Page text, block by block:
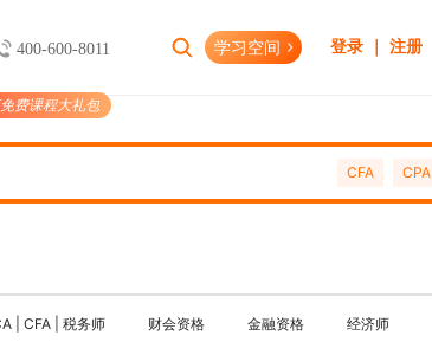
考公考编
公务员 HOT
国企招聘
财会资格
初级会计职称
CPA(注册会计师)
考试资讯
费课程大礼包
400-600-8011 学习空间 登录 ｜ 注册
CFA CPA
| CFA | 税务师 财会资格 金融资格
经济师